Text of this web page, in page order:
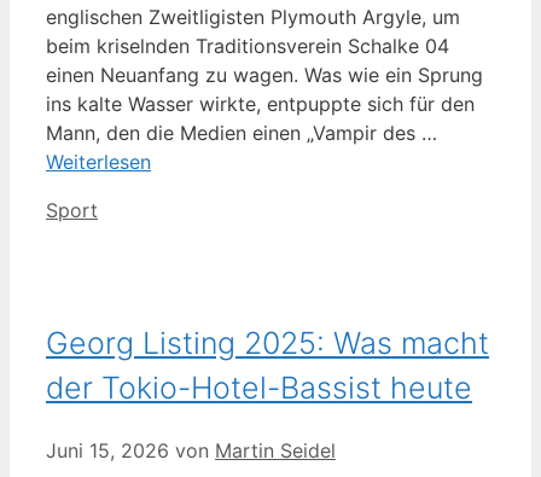
englischen Zweitligisten Plymouth Argyle, um
beim kriselnden Traditionsverein Schalke 04
einen Neuanfang zu wagen. Was wie ein Sprung
ins kalte Wasser wirkte, entpuppte sich für den
Mann, den die Medien einen „Vampir des …
Weiterlesen
Kategorien
Sport
Georg Listing 2025: Was macht
der Tokio-Hotel-Bassist heute
Juni 15, 2026 von Martin Seidel